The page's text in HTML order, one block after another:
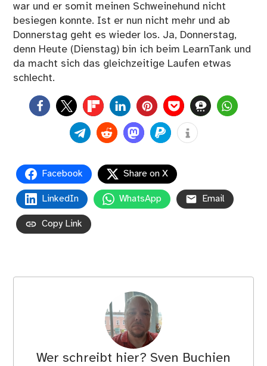
war und er somit meinen Schweinehund nicht
besiegen konnte. Ist er nun nicht mehr und ab
Donnerstag geht es wieder los. Ja, Donnerstag,
denn Heute (Dienstag) bin ich beim LearnTank und
da macht sich das gleichzeitige Laufen etwas
schlecht.
0
Facebook Share on X
LinkedIn WhatsApp Email
Copy Link
Wer schreibt hier? Sven Buchien